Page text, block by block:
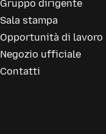
Gruppo dirigente
Sala stampa
Opportunità di lavoro
Negozio ufficiale
Contatti